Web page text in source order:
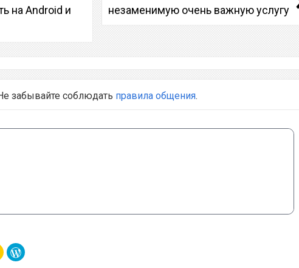
на Android и
незаменимую очень важную услугу
забывайте соблюдать правила общения.